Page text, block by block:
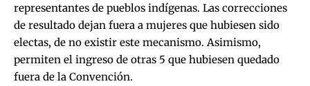
representantes de pueblos indígenas. Las correcciones
de resultado dejan fuera a mujeres que hubiesen sido
electas, de no existir este mecanismo. Asimismo,
permiten el ingreso de otras 5 que hubiesen quedado
fuera de la Convención.